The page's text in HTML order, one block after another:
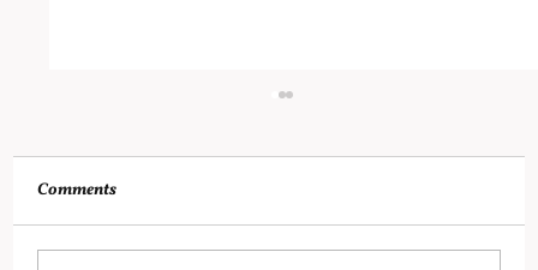
Comments